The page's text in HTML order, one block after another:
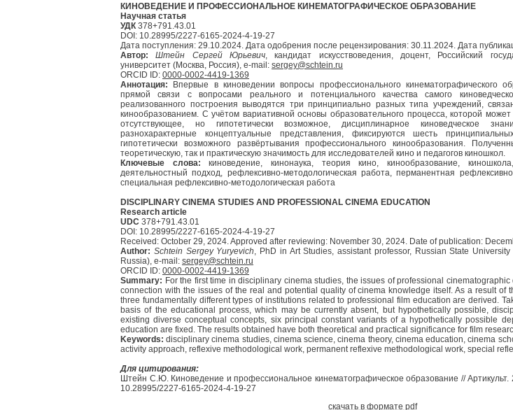
КИНОВЕДЕНИЕ И ПРОФЕССИОНАЛЬНОЕ КИНЕМАТОГРАФИЧЕСКОЕ ОБРАЗОВАНИЕ
Научная статья
УДК 378+791.43.01
DOI: 10.28995/2227-6165-2024-4-19-27
Дата поступления: 29.10.2024. Дата одобрения после рецензирования: 30.11.2024. Дата
Автор: Штейн Сергей Юрьевич, кандидат искусствоведения, доцент, Российский
университет (Москва, Россия), e-mail: sergey@schtein.ru
ORCID ID: 0000-0002-4419-1369
Аннотация: Впервые в киноведении вопросы профессионального кинематографического
прямой связи с вопросами реального и потенциального качества самого
реализованного построения выводятся три принципиально разных типа учреждений,
кинообразованием. С учётом вариативной основы образовательного процесса, которой
отсутствующее, но гипотетически возможное, дисциплинарное киноведческое
разнохарактерные концептуальные представления, фиксируются шесть
гипотетически возможного развёртывания профессионального кинообразования.
теоретическую, так и практическую значимость для исследователей кино и педагогов киношкол.
Ключевые слова: киноведение, кинонаука, теория кино, кинообразование,
деятельностный подход, рефлексивно-методологическая работа, перманентная
специальная рефлексивно-методологическая работа
DISCIPLINARY CINEMA STUDIES AND PROFESSIONAL CINEMA EDUCATION
Research article
UDC 378+791.43.01
DOI: 10.28995/2227-6165-2024-4-19-27
Received: October 29, 2024. Approved after reviewing: November 30, 2024. Date of publication:
Author: Schtein Sergey Yuryevich, PhD in Art Studies, assistant professor, Russian State
Russia), e-mail: sergey@schtein.ru
ORCID ID: 0000-0002-4419-1369
Summary: For the first time in disciplinary cinema studies, the issues of professional
connection with the issues of the real and potential quality of cinema knowledge itself. As a result of
three fundamentally different types of institutions related to professional film education are derived.
basis of the educational process, which may be currently absent, but hypothetically possible,
existing diverse conceptual concepts, six principal constant variants of a hypothetically possible
education are fixed. The results obtained have both theoretical and practical significance for film
Keywords: disciplinary cinema studies, cinema science, cinema theory, cinema education, cinema
activity approach, reflexive methodological work, permanent reflexive methodological work, special
Для цитирования:
Штейн С.Ю. Киноведение и профессиональное кинематографическое образование //
10.28995/2227-6165-2024-4-19-27
скачать в формате pdf